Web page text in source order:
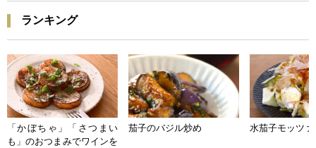
ランキング
「かぼちゃ」「さつまい
も」のおつまみでワインを
茄子のバジル炒め 水茄子モッツァ